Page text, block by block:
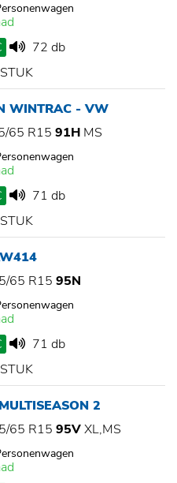
72 db
WINTRAC - VW
65 R15 91H MS
71 db
65 R15 95N
71 db
2
65 R15 95VXL,MS